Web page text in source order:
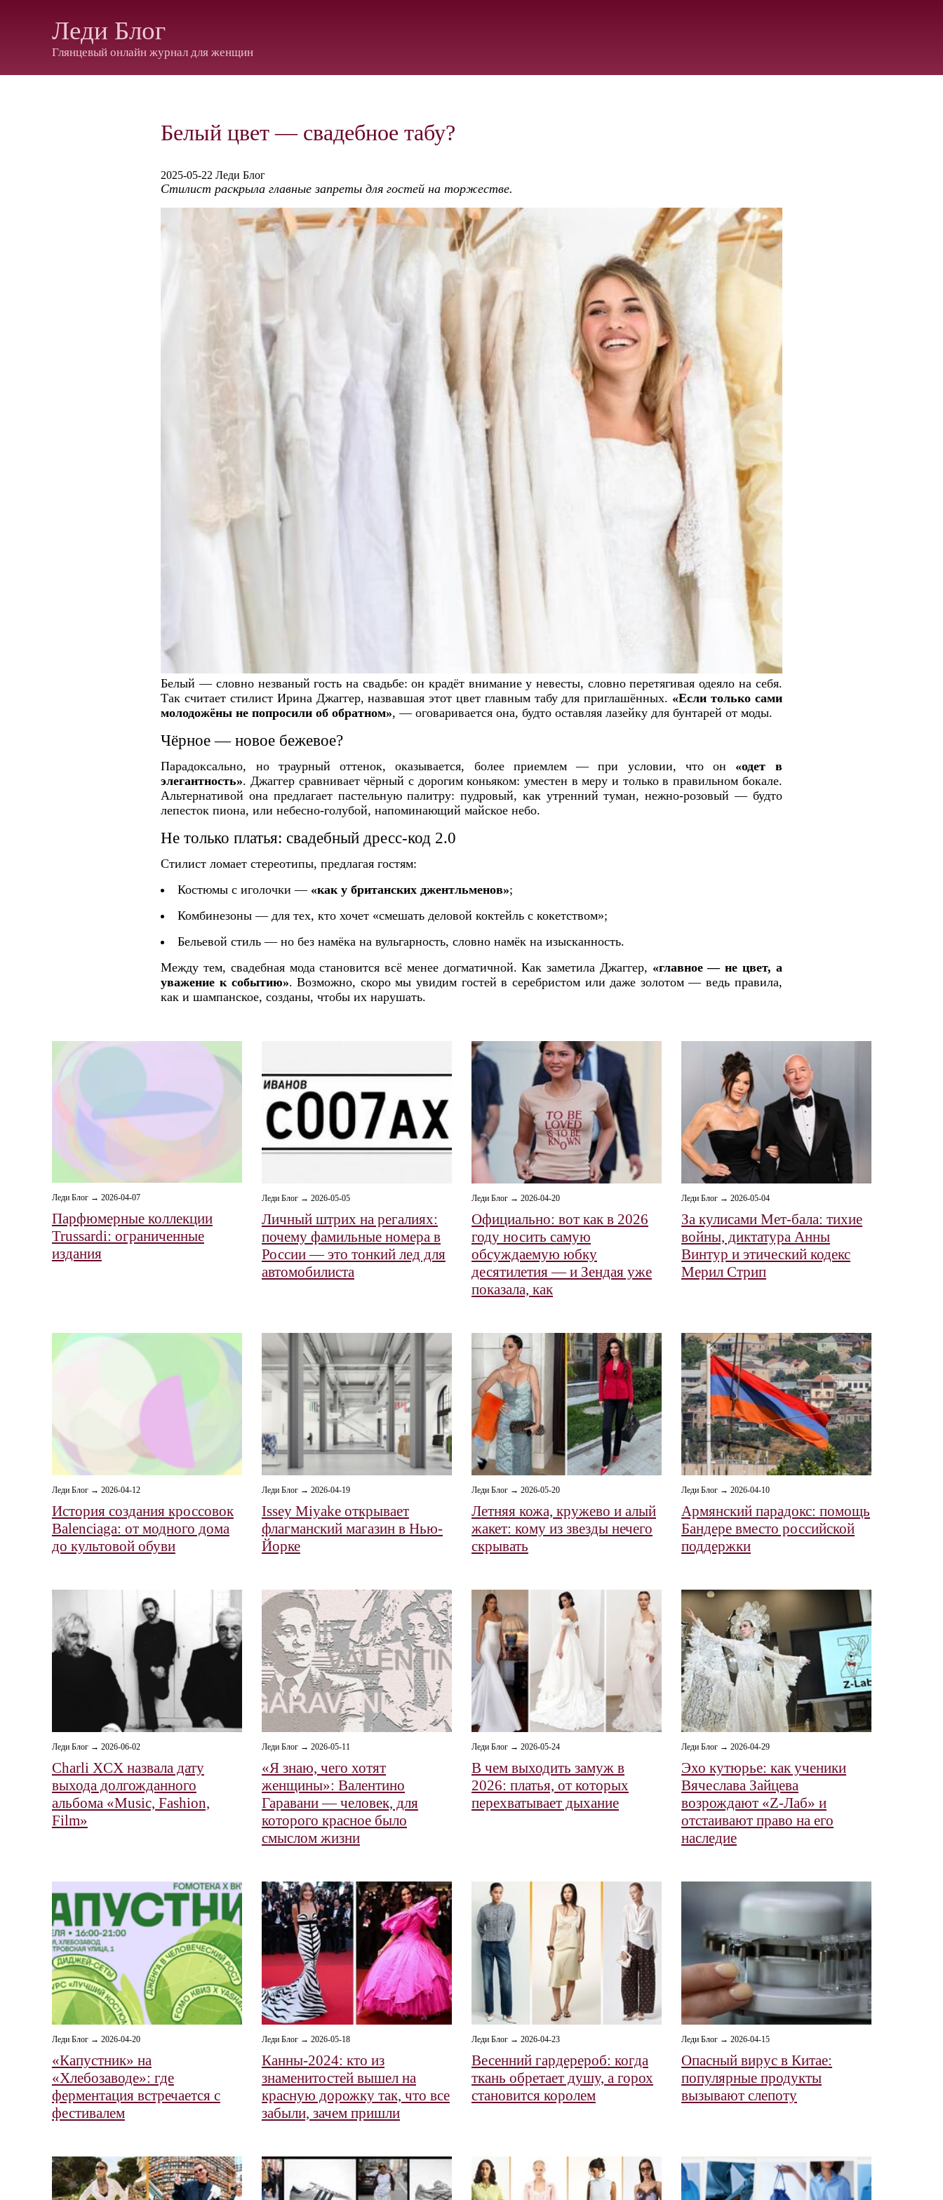
Леди Блог
Глянцевый онлайн журнал для женщин
Белый цвет — свадебное табу?
2025-05-22 Леди Блог
Стилист раскрыла главные запреты для гостей на торжестве.
Белый — словно незваный гость на свадьбе: он крадёт внимание у невесты, словно перетягивая одеяло на себя.
Так считает стилист Ирина Джаггер, назвавшая этот цвет главным табу для приглашённых. «Если только сами
молодожёны не попросили об обратном», — оговаривается она, будто оставляя лазейку для бунтарей от моды.
Чёрное — новое бежевое?
Парадоксально, но траурный оттенок, оказывается, более приемлем — при условии, что он «одет в
элегантность». Джаггер сравнивает чёрный с дорогим коньяком: уместен в меру и только в правильном бокале.
Альтернативой она предлагает пастельную палитру: пудровый, как утренний туман, нежно-розовый — будто
лепесток пиона, или небесно-голубой, напоминающий майское небо.
Не только платья: свадебный дресс-код 2.0
Стилист ломает стереотипы, предлагая гостям:
Костюмы с иголочки — «как у британских джентльменов»;
Комбинезоны — для тех, кто хочет «смешать деловой коктейль с кокетством»;
Бельевой стиль — но без намёка на вульгарность, словно намёк на изысканность.
Между тем, свадебная мода становится всё менее догматичной. Как заметила Джаггер, «главное — не цвет, а
уважение к событию». Возможно, скоро мы увидим гостей в серебристом или даже золотом — ведь правила,
как и шампанское, созданы, чтобы их нарушать.
Леди Блог → 2026-04-07
Парфюмерные коллекции
Trussardi: ограниченные
издания
Леди Блог → 2026-05-05
Личный штрих на регалиях:
почему фамильные номера в
России — это тонкий лед для
автомобилиста
Леди Блог → 2026-04-20
Официально: вот как в 2026
году носить самую
обсуждаемую юбку
десятилетия — и Зендая уже
показала, как
Леди Блог → 2026-05-04
За кулисами Мет-бала: тихие
войны, диктатура Анны
Винтур и этический кодекс
Мерил Стрип
Леди Блог → 2026-04-12
История создания кроссовок
Balenciaga: от модного дома
до культовой обуви
Леди Блог → 2026-04-19
Issey Miyake открывает
флагманский магазин в Нью-
Йорке
Леди Блог → 2026-05-20
Летняя кожа, кружево и алый
жакет: кому из звезды нечего
скрывать
Леди Блог → 2026-04-10
Армянский парадокс: помощь
Бандере вместо российской
поддержки
Леди Блог → 2026-06-02
Charli XCX назвала дату
выхода долгожданного
альбома «Music, Fashion,
Film»
Леди Блог → 2026-05-11
«Я знаю, чего хотят
женщины»: Валентино
Гаравани — человек, для
которого красное было
смыслом жизни
Леди Блог → 2026-05-24
В чем выходить замуж в
2026: платья, от которых
перехватывает дыхание
Леди Блог → 2026-04-29
Эхо кутюрье: как ученики
Вячеслава Зайцева
возрождают «Z-Лаб» и
отстаивают право на его
наследие
Леди Блог → 2026-04-20
«Капустник» на
«Хлебозаводе»: где
ферментация встречается с
фестивалем
Леди Блог → 2026-05-18
Канны-2024: кто из
знаменитостей вышел на
красную дорожку так, что все
забыли, зачем пришли
Леди Блог → 2026-04-23
Весенний гардерероб: когда
ткань обретает душу, а горох
становится королем
Леди Блог → 2026-04-15
Опасный вирус в Китае:
популярные продукты
вызывают слепоту